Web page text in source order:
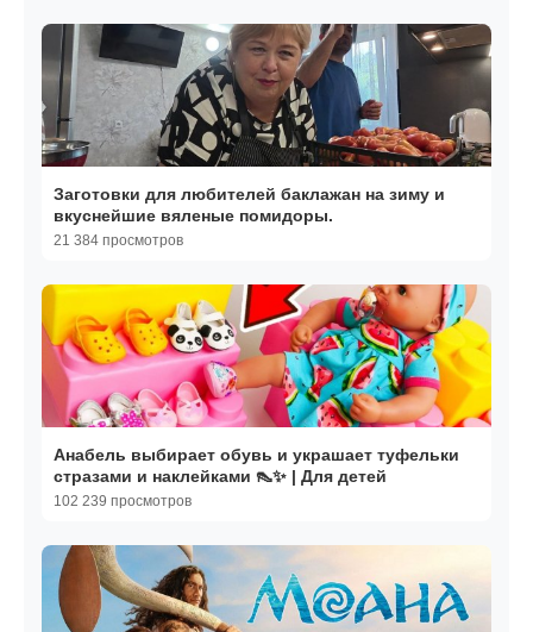
Заготовки для любителей баклажан на зиму и
вкуснейшие вяленые помидоры.
21 384 просмотров
Анабель выбирает обувь и украшает туфельки
стразами и наклейками 👠✨ | Для детей
102 239 просмотров